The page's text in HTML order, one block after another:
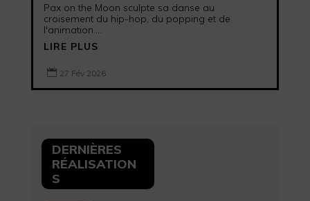
Pax on the Moon sculpte sa danse au
croisement du hip-hop, du popping et de
l'animation....
LIRE PLUS
 27 Fév 2026
DERNIÈRES
RÉALISATION
S